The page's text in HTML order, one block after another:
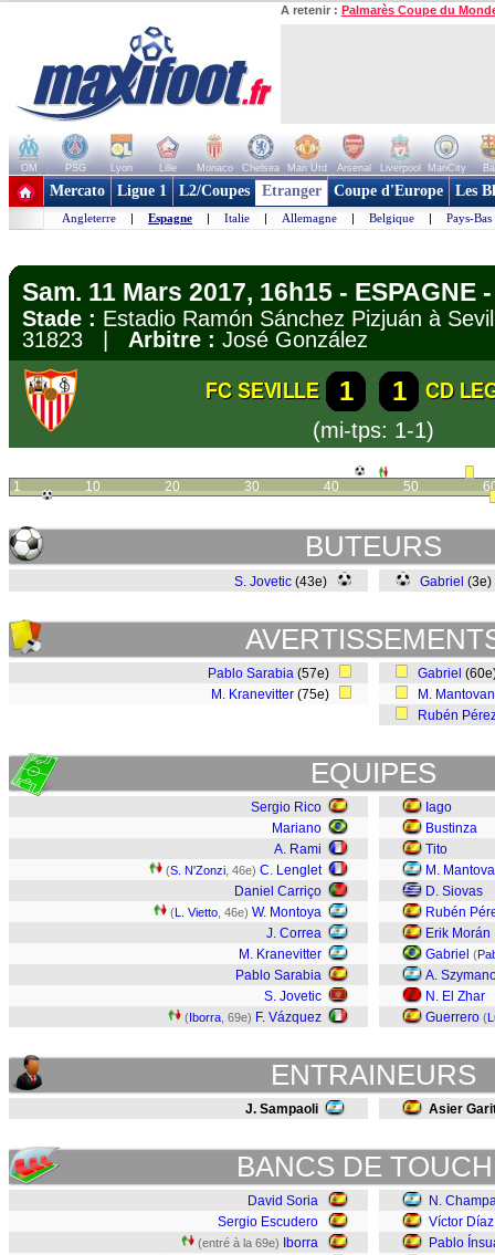
A retenir : Palmarès Coupe du
OM PSG Lyon Lille Monaco Chelsea Man Utd Arsenal Liverpool ManCity
+ de clubs
Mercato Ligue 1 L2/Coupes Etranger Coupe d'Europe Les
Angleterre | Espagne | Italie | Allemagne | Belgique | Pays-Bas
Sam. 11 Mars 2017, 16h15 - ESPAGNE
Stade : Estadio Ramón Sánchez Pizjuán à
31823 | Arbitre : José González
FC SEVILLE 1 1
CD
(mi-tps: 1-1)
1 10 20 30 40 50
BUTEURS
S. Jovetic (43e) Gabriel
Pablo Sarabia (57e)
M. Kranevitter (75e)
Gabriel
M.
Rubén
EQUIPES
Sergio Rico
Mariano
A. Rami
(S. N'Zonzi , 46e) C. Lenglet
Daniel Carriço
(L. Vietto , 46e) W. Montoya
J. Correa
M. Kranevitter
Pablo Sarabia
S. Jovetic
(Iborra , 69e) F. Vázquez
Iago
Bustinza
Tito
M.
D. Siovas
Rubén
Erik Morán
Gabriel (
A.
N. El Zhar
Guerrero (
ENTRAINEURS
J. Sampaoli Asier
BANCS DE
David Soria
Sergio Escudero
(entré à la 69e) Iborra
N.
Víctor Díaz
Pablo